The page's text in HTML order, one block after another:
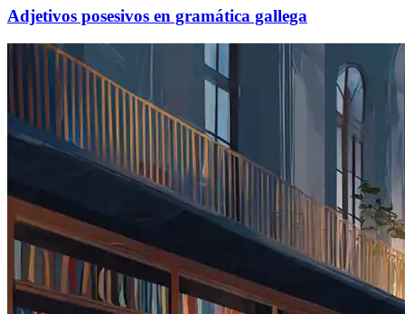
Adjetivos posesivos en gramática gallega